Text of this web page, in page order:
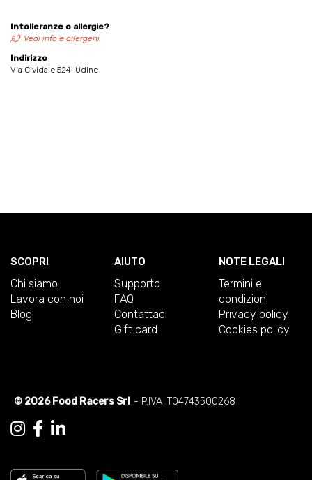
Intolleranze o allergie?
Vedi info e allergeni
Indirizzo
Via Cividale 524, Udine
SCOPRI
Chi siamo
Lavora con noi
Blog
AIUTO
Supporto
FAQ
Contattaci
Gift card
NOTE LEGALI
Termini e
condizioni
Privacy policy
Cookies policy
© 2026 Food Racers Srl - P.IVA IT04743500268